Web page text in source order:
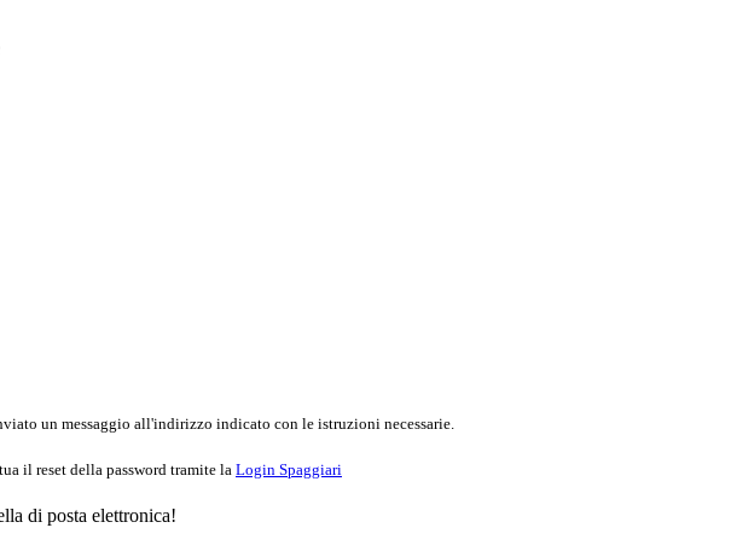
un messaggio all'indirizzo indicato con le istruzioni necessarie.
il reset della password tramite la Login Spaggiari
di posta elettronica!